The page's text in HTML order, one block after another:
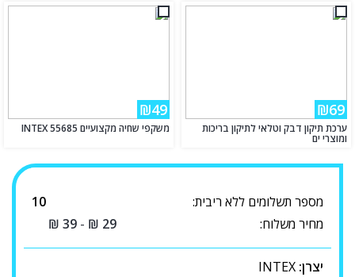
₪69
ערכת תיקון דבק וטלאי לתיקון בריכות
ומוצרי ים
₪49
משקפי שחיה מקצועיים INTEX 55685
מספר תשלומים ללא ריבית:
10
מחיר משלוח:
₪ 29
-
₪ 39
יצרן: INTEX